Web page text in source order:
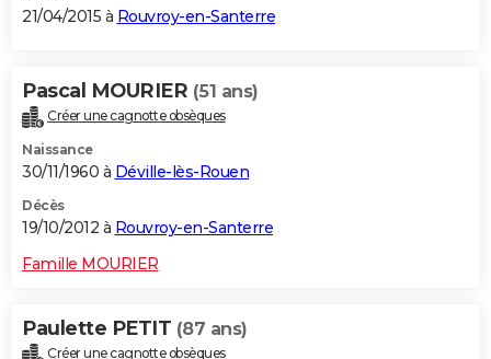
21/04/2015 à Rouvroy-en-Santerre
Pascal MOURIER (51 ans)
Créer une cagnotte obsèques
Naissance
30/11/1960 à Déville-lès-Rouen
Décès
19/10/2012 à Rouvroy-en-Santerre
Famille MOURIER
Paulette PETIT (87 ans)
Créer une cagnotte obsèques